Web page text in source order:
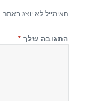
האימייל לא יוצג באתר.
התגובה שלך *